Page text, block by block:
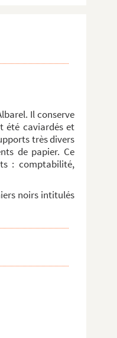
Il conserve
été caviardés et
très divers
de papier. Ce
: comptabilité,
noirs intitulés